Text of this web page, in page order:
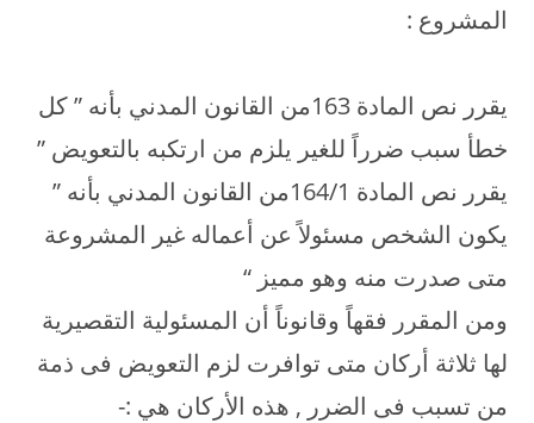
المشروع :
يقرر نص المادة 163من القانون المدني بأنه ” كل
خطأ سبب ضرراً للغير يلزم من ارتكبه بالتعويض ”
يقرر نص المادة 164/1من القانون المدني بأنه ”
يكون الشخص مسئولاً عن أعماله غير المشروعة
متى صدرت منه وهو مميز “
ومن المقرر فقهاً وقانوناً أن المسئولية التقصيرية
لها ثلاثة أركان متى توافرت لزم التعويض فى ذمة
من تسبب فى الضرر , هذه الأركان هي :-